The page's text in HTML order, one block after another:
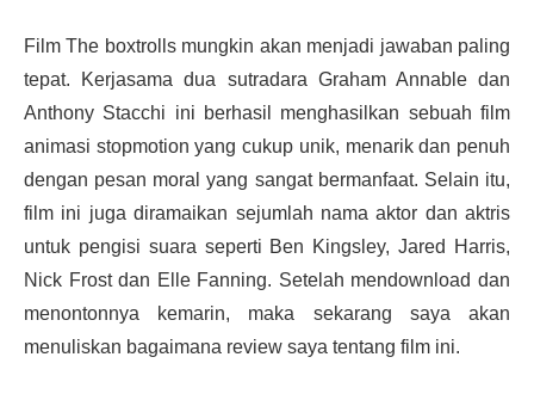
Film The boxtrolls mungkin akan menjadi jawaban paling
tepat. Kerjasama dua sutradara Graham Annable dan
Anthony Stacchi ini berhasil menghasilkan sebuah film
animasi stopmotion yang cukup unik, menarik dan penuh
dengan pesan moral yang sangat bermanfaat. Selain itu,
film ini juga diramaikan sejumlah nama aktor dan aktris
untuk pengisi suara seperti Ben Kingsley, Jared Harris,
Nick Frost dan Elle Fanning. Setelah mendownload dan
menontonnya kemarin, maka sekarang saya akan
menuliskan bagaimana review saya tentang film ini.